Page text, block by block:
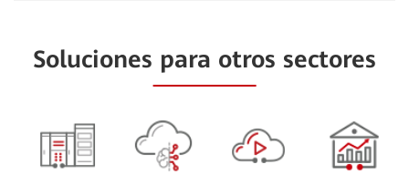
Soluciones para otros sectores